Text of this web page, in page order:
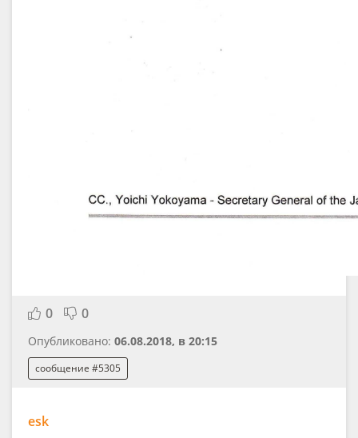
0 0
Опубликовано: 06.08.2018, в 20:15
сообщение #5305
esk